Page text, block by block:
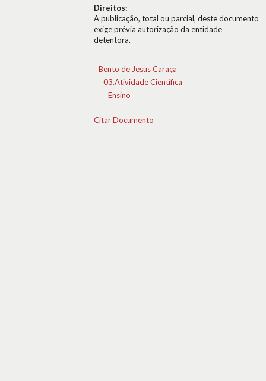
Direitos:
A publicação, total ou parcial, deste documento
exige prévia autorização da entidade
detentora.
Bento de Jesus Caraça
03.Atividade Científica
Ensino
Citar Documento